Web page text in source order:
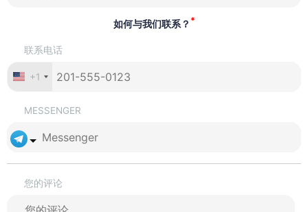
如何与我们联系？ *
联系电话
+1
MESSENGER
您的评论